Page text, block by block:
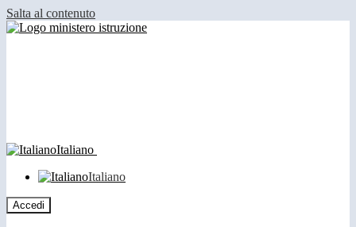
Salta al contenuto
Italiano
Italiano
Accedi